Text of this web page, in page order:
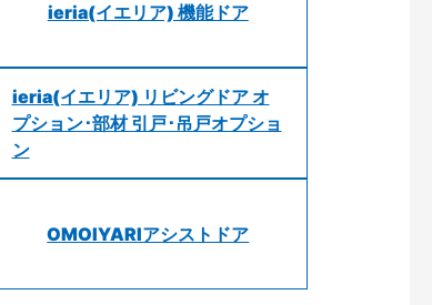
ieria(イエリア) 機能ドア
ieria(イエリア) リビングドア オ
プション･部材 引戸･吊戸オプショ
ン
OMOIYARIアシストドア